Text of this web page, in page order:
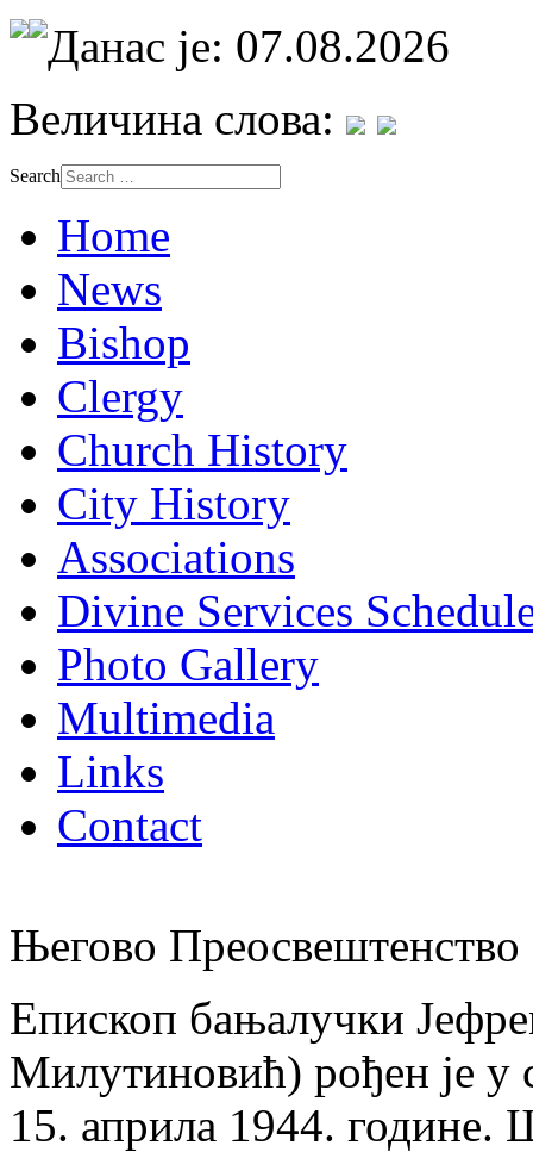
Данас је: 07.08.2026
Величина слова:
Search
Home
News
Bishop
Clergy
Church History
City History
Associations
Divine Services
Photo Gallery
Multimedia
Links
Contact
Његово
Епископ бањалучки
Милутиновић) рођен је у
15. априла 1944. године.